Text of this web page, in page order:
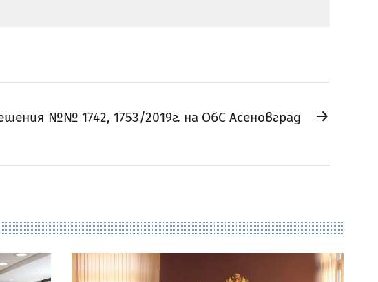
→
№№ 1742, 1753/2019г. на ОбС Асеновград